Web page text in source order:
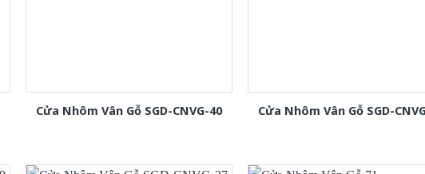
Cửa Nhôm Vân Gỗ SGD-CNVG-40 Cửa Nhôm Vân Gỗ SGD-